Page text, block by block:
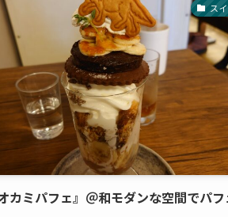
ス
カミパフェ』＠和モダンな空間でパフ